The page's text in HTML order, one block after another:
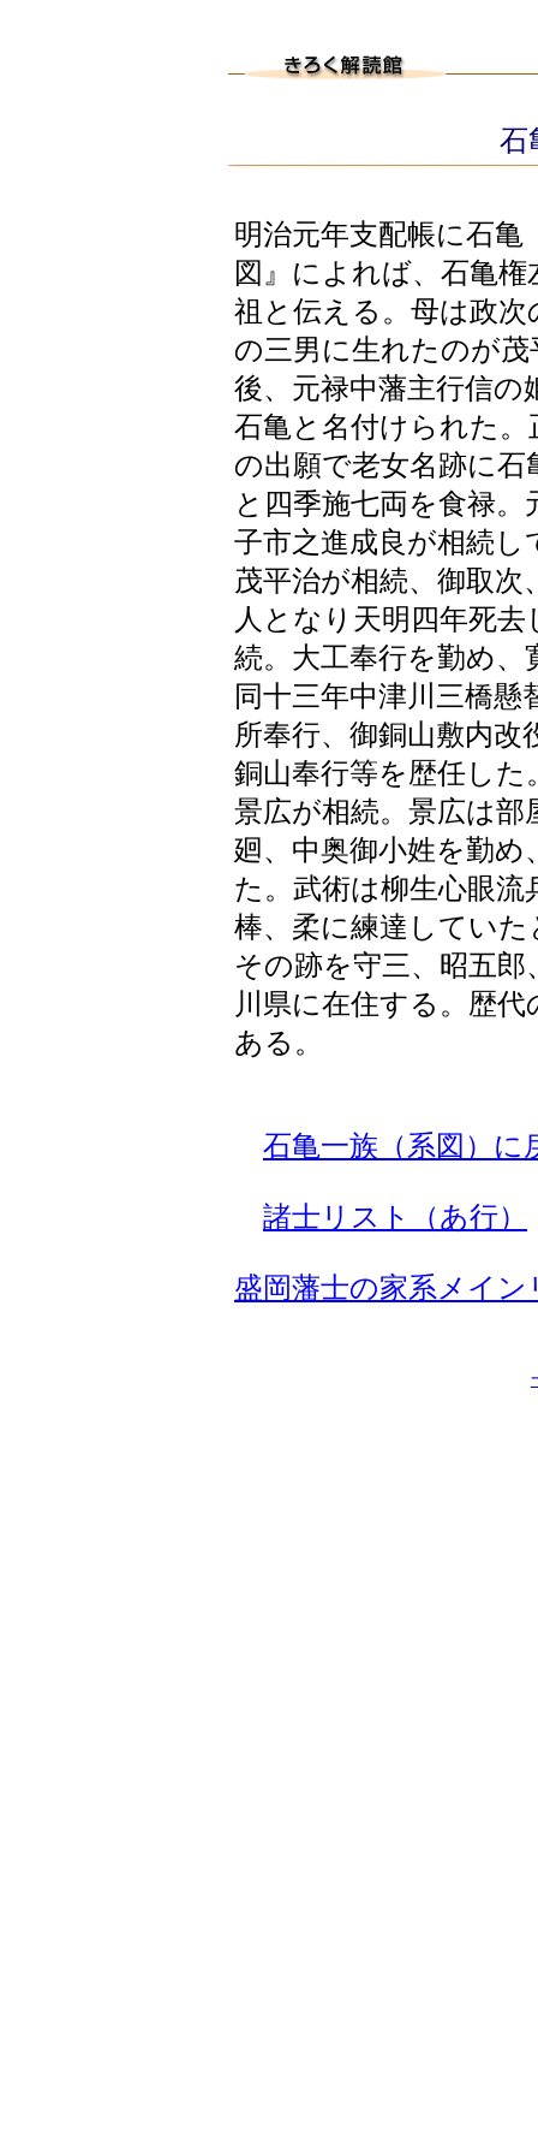
石
明治元年支配帳に石
図』によれば、石亀
祖と伝える。母は政
の三男に生れたのが
後、元禄中藩主行信の
石亀と名付けられた
の出願で老女名跡に
と四季施七両を食禄
子市之進成良が相続し
茂平治が相続、御取次
人となり天明四年死
続。大工奉行を勤め、
同十三年中津川三橋
所奉行、御銅山敷内改
銅山奉行等を歴任し
景広が相続。景広は部
廻、中奥御小姓を勤め
た。武術は柳生心眼
棒、柔に練達してい
その跡を守三、昭五
川県に在住する。歴
ある。
石亀一族（系図）に
諸士リスト（あ行）
盛岡藩士の家系メイン